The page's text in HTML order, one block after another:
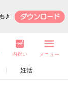
妊活
内祝い メニュー